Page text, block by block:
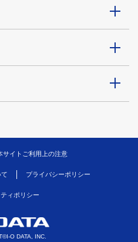
サイトご利用上の注意
プライバシーポリシー
ィポリシー
O DATA, INC.